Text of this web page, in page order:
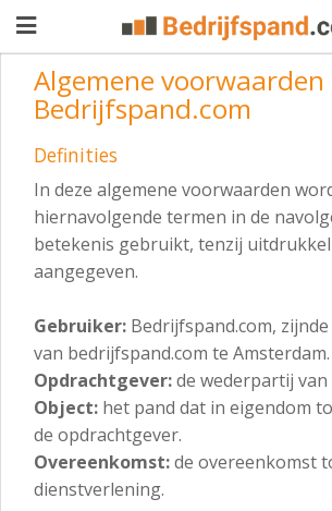
aanbieden
zoeken
Waarom
adverteren
Blog
Registreren
Login
Algemene voorwaarden
Bedrijfspand.com
Definities
In deze algemene voorwaarden
hiernavolgende termen in de
betekenis gebruikt, tenzij
aangegeven.
Gebruiker: Bedrijfspand.com,
van bedrijfspand.com te Amsterdam.
Opdrachtgever:de wederpartij
Object: het pand dat in eigendom
de opdrachtgever.
Overeenkomst:de overeenkomst
dienstverlening.